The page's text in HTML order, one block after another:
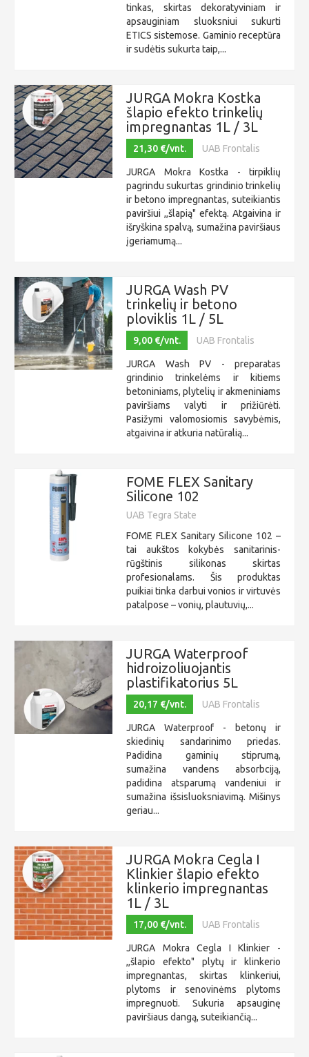
tinkas, skirtas dekoratyviniam ir
apsauginiam sluoksniui sukurti
ETICS sistemose. Gaminio receptūra
ir sudėtis sukurta taip,...
JURGA Mokra Kostka
šlapio efekto trinkelių
impregnantas 1L / 3L
21,30 €/vnt. UAB Frontalis
JURGA Mokra Kostka - tirpiklių
pagrindu sukurtas grindinio trinkelių
ir betono impregnantas, suteikiantis
paviršiui ,,šlapią" efektą. Atgaivina ir
išryškina spalvą, sumažina paviršiaus
įgeriamumą...
JURGA Wash PV
trinkelių ir betono
ploviklis 1L / 5L
9,00 €/vnt. UAB Frontalis
JURGA Wash PV - preparatas
grindinio trinkelėms ir kitiems
betoniniams, plytelių ir akmeniniams
paviršiams valyti ir prižiūrėti.
Pasižymi valomosiomis savybėmis,
atgaivina ir atkuria natūralią...
FOME FLEX Sanitary
Silicone 102
UAB Tegra State
FOME FLEX Sanitary Silicone 102 –
tai aukštos kokybės sanitarinis-
rūgštinis silikonas skirtas
profesionalams. Šis produktas
puikiai tinka darbui vonios ir virtuvės
patalpose – vonių, plautuvių,...
JURGA Waterproof
hidroizoliuojantis
plastifikatorius 5L
20,17 €/vnt. UAB Frontalis
JURGA Waterproof - betonų ir
skiedinių sandarinimo priedas.
Padidina gaminių stiprumą,
sumažina vandens absorbciją,
padidina atsparumą vandeniui ir
sumažina išsisluoksniavimą. Mišinys
geriau...
JURGA Mokra Cegla I
Klinkier šlapio efekto
klinkerio impregnantas
1L / 3L
17,00 €/vnt. UAB Frontalis
JURGA Mokra Cegla I Klinkier -
,,šlapio efekto" plytų ir klinkerio
impregnantas, skirtas klinkeriui,
plytoms ir senovinėms plytoms
impregnuoti. Sukuria apsauginę
paviršiaus dangą, suteikiančią...